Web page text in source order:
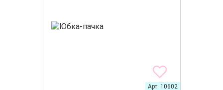
Арт. 10602